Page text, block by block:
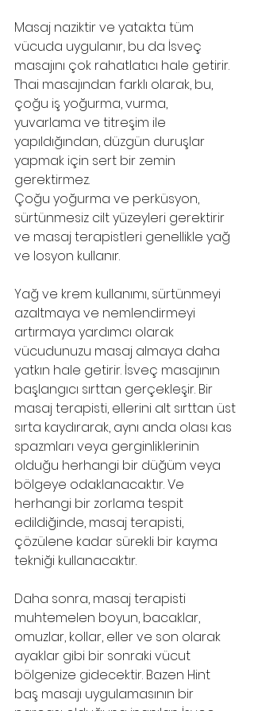
Masaj naziktir ve yatakta tüm
vücuda uygulanır, bu da İsveç
masajını çok rahatlatıcı hale getirir.
Thai masajından farklı olarak, bu,
çoğu iş yoğurma, vurma,
yuvarlama ve titreşim ile
yapıldığından, düzgün duruşlar
yapmak için sert bir zemin
gerektirmez.
Çoğu yoğurma ve perküsyon,
sürtünmesiz cilt yüzeyleri gerektirir
ve masaj terapistleri genellikle yağ
ve losyon kullanır.
Yağ ve krem ​​kullanımı, sürtünmeyi
azaltmaya ve nemlendirmeyi
artırmaya yardımcı olarak
vücudunuzu masaj almaya daha
yatkın hale getirir. İsveç masajının
başlangıcı sırttan gerçekleşir. Bir
masaj terapisti, ellerini alt sırttan üst
sırta kaydırarak, aynı anda olası kas
spazmları veya gerginliklerinin
olduğu herhangi bir düğüm veya
bölgeye odaklanacaktır. Ve
herhangi bir zorlama tespit
edildiğinde, masaj terapisti,
çözülene kadar sürekli bir kayma
tekniği kullanacaktır.
Daha sonra, masaj terapisti
muhtemelen boyun, bacaklar,
omuzlar, kollar, eller ve son olarak
ayaklar gibi bir sonraki vücut
bölgenize gidecektir. Bazen Hint
baş masajı uygulamasının bir